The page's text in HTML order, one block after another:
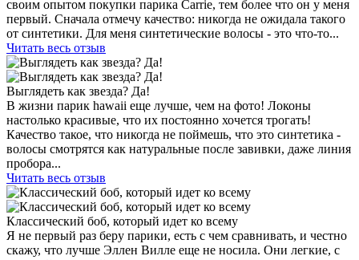
своим опытом покупки парика Carrie, тем более что он у меня
первый. Сначала отмечу качество: никогда не ожидала такого
от синтетики. Для меня синтетические волосы - это что-то...
Читать весь отзыв
Выглядеть как звезда? Да!
В жизни парик hawaii еще лучше, чем на фото! Локоны
настолько красивые, что их постоянно хочется трогать!
Качество такое, что никогда не поймешь, что это синтетика -
волосы смотрятся как натуральные после завивки, даже линия
пробора...
Читать весь отзыв
Классический боб, который идет ко всему
Я не первый раз беру парики, есть с чем сравнивать, и честно
скажу, что лучше Эллен Вилле еще не носила. Они легкие, с